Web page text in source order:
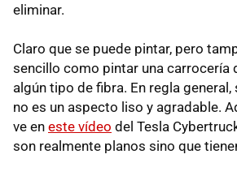
eliminar.
Claro que se puede pintar, pero
sencillo como pintar una carrocería
algún tipo de fibra. En regla
no es un aspecto liso y agradable.
ve en este vídeo del Tesla
son realmente planos sino que